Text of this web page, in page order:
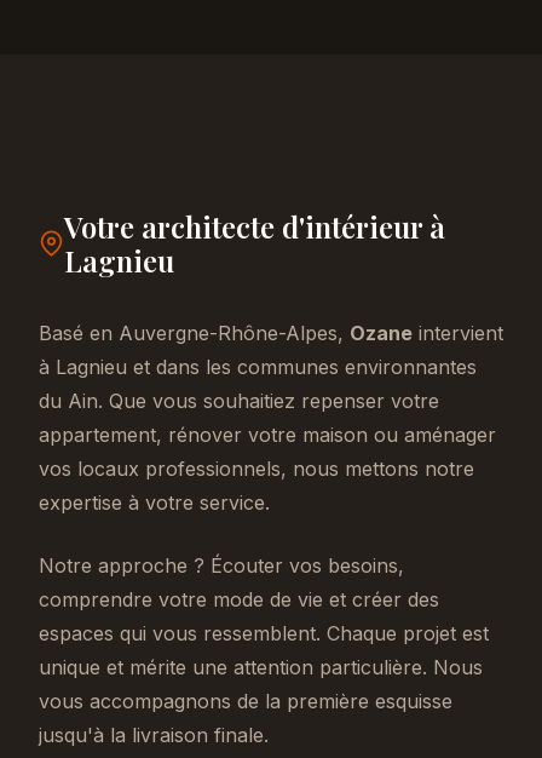
Votre architecte d'intérieur à
Lagnieu
Basé en Auvergne-Rhône-Alpes, Ozane intervient
à Lagnieu et dans les communes environnantes
du Ain. Que vous souhaitiez repenser votre
appartement, rénover votre maison ou aménager
vos locaux professionnels, nous mettons notre
expertise à votre service.
Notre approche ? Écouter vos besoins,
comprendre votre mode de vie et créer des
espaces qui vous ressemblent. Chaque projet est
unique et mérite une attention particulière. Nous
vous accompagnons de la première esquisse
jusqu'à la livraison finale.